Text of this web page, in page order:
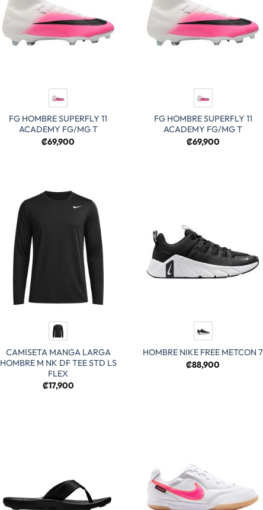
FG HOMBRE SUPERFLY 11
ACADEMY FG/MG T
₡69,900
FG HOMBRE SUPERFLY 11
ACADEMY FG/MG T
₡69,900
CAMISETA MANGA LARGA
HOMBRE M NK DF TEE STD LS
FLEX
₡17,900
HOMBRE NIKE FREE METCON 7
₡88,900